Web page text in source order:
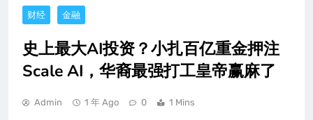
财经 金融
史上最大AI投资？小扎百亿重金押注
Scale AI，华裔最强打工皇帝赢麻了
Admin 1 年 Ago 0 1 Mins